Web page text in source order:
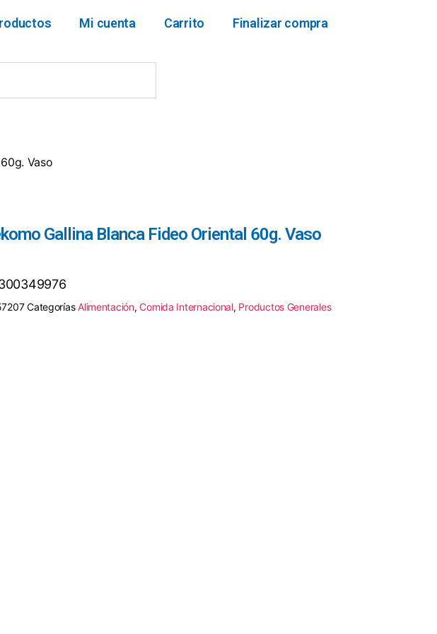
Mi cuenta Carrito Finalizar compra
Vaso
Gallina Blanca Fideo Oriental 60g. Vaso
Categorías Alimentación, Comida Internacional, Productos Generales